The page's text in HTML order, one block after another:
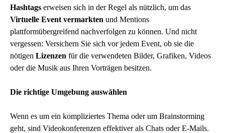
Hashtags erweisen sich in der Regel als nützlich, um das
Virtuelle Event vermarkten und Mentions
plattformübergreifend nachverfolgen zu können. Und nicht
vergessen: Versichern Sie sich vor jedem Event, ob sie die
nötigen Lizenzen für die verwendeten Bilder, Grafiken, Videos
oder die Musik aus Ihren Vorträgen besitzen.
Die richtige Umgebung auswählen
Wenn es um ein kompliziertes Thema oder um Brainstorming
geht, sind Videokonferenzen effektiver als Chats oder E-Mails.